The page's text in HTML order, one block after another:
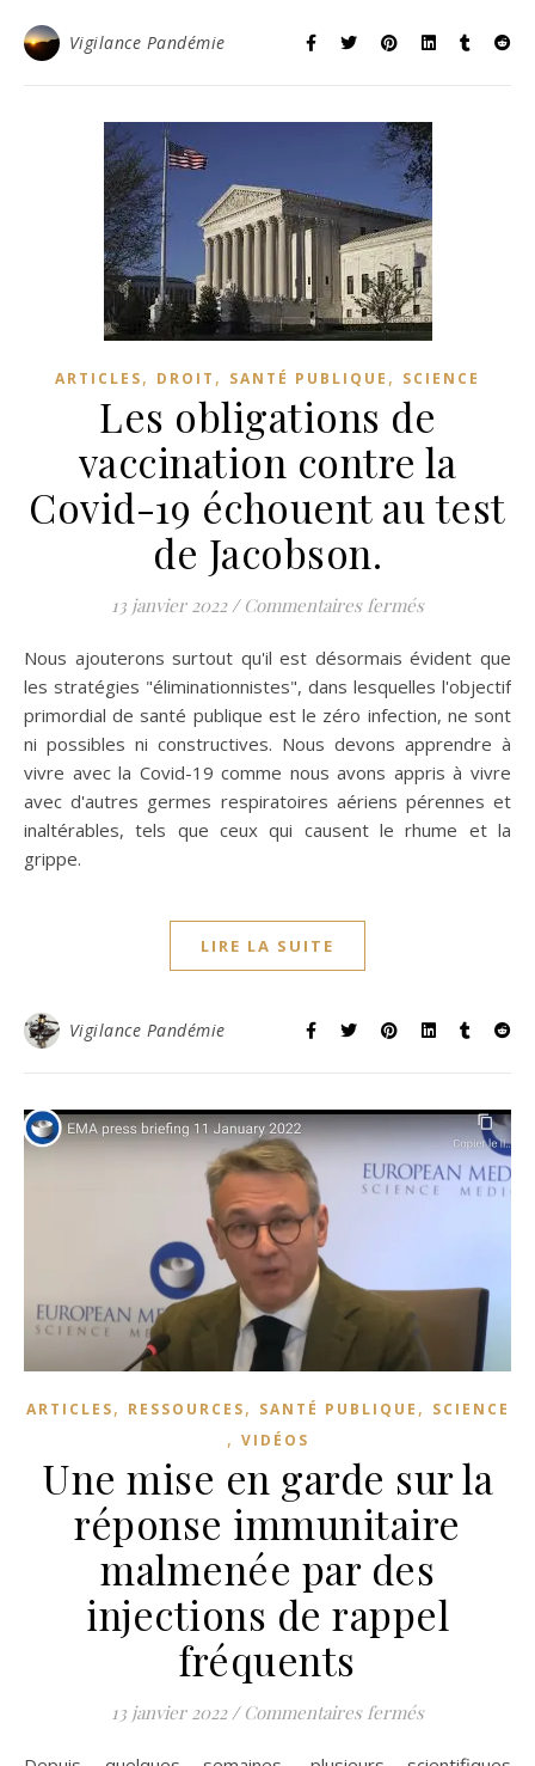
Vigilance Pandémie
ARTICLES, DROIT , SANTÉ PUBLIQUE , SCIENCE
Les obligations de
vaccination contre la
Covid-19 échouent au test
de Jacobson.
13 janvier 2022 / Commentaires ferméssur Les
Nous ajouterons surtout qu'il est désormais évident que
les stratégies "éliminationnistes", dans lesquelles l'objectif
primordial de santé publique est le zéro infection, ne sont
ni possibles ni constructives. Nous devons apprendre à
vivre avec la Covid-19 comme nous avons appris à vivre
avec d'autres germes respiratoires aériens pérennes et
inaltérables, tels que ceux qui causent le rhume et la
grippe.
LIRE LA SUITE
Vigilance Pandémie
ARTICLES, RESSOURCES, SANTÉ PUBLIQUE , SCIENCE
, VIDÉOS
Une mise en garde sur la
réponse immunitaire
malmenée par des
injections de rappel
fréquents
13 janvier 2022 / Commentaires ferméssur Une